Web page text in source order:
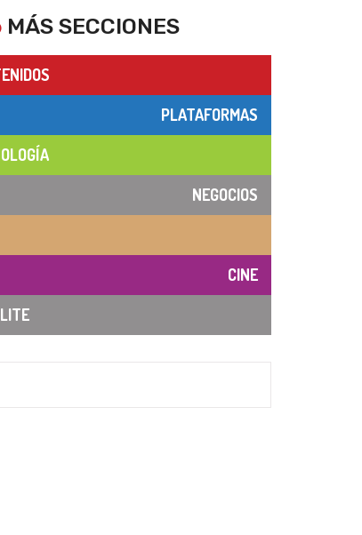
MÁS SECCIONES
PLATAFORMAS
NEGOCIOS
CINE